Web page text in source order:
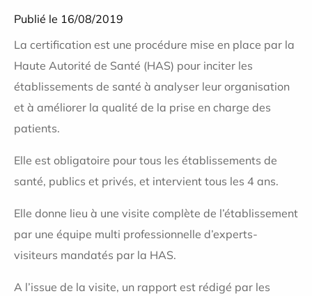
Publié le 16/08/2019
La certification est une procédure mise en place par la
Haute Autorité de Santé (HAS) pour inciter les
établissements de santé à analyser leur organisation
et à améliorer la qualité de la prise en charge des
patients.
Elle est obligatoire pour tous les établissements de
santé, publics et privés, et intervient tous les 4 ans.
Elle donne lieu à une visite complète de l’établissement
par une équipe multi professionnelle d’experts-
visiteurs mandatés par la HAS.
A l’issue de la visite, un rapport est rédigé par les